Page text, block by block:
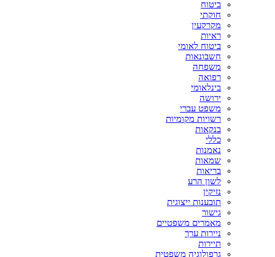
ביטוח
חוקתי
מקרקעין
ראיות
ביטוח לאומי
חשבונאות
משפחה
רפואה
בינלאומי
ירושה
משפט עברי
רשויות מקומיות
בנקאות
כללי
נאמנות
שמאות
בריאות
לשון הרע
נזיקין
תובענות ייצוגית
גישור
מאמרים משפטיים
ניירות ערך
תיירות
גרפולוגיה משפטית